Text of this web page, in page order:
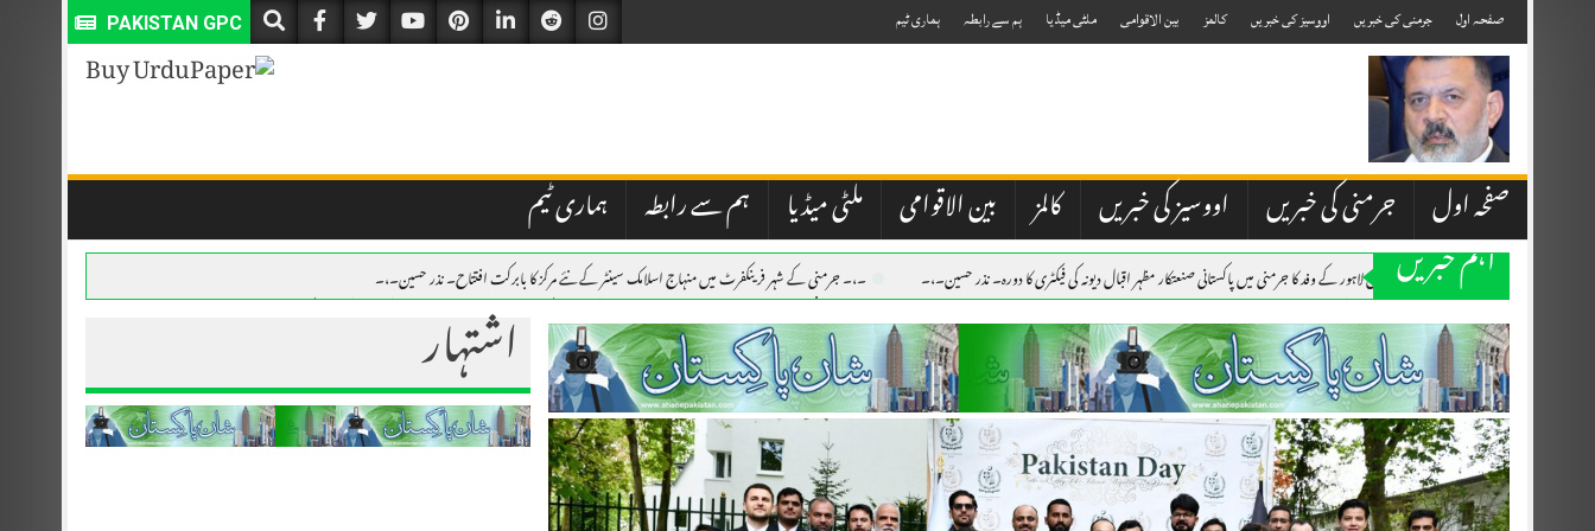
to
content
PAKISTAN GPC صفحہ اول جرمنی کی خبریں اووسیز کی خبریں کالمز بین الاقوامی ملٹی میڈیا ہم سے رابطہ ہماری ٹیم
صفحہ اول جرمنی کی خبریں اووسیز کی خبریں کالمز بین الاقوامی ملٹی میڈیا ہم سے رابطہ ہماری ٹیم
اہم خبریں
۔،۔ چیمبر آف کامرس لاہور کے وفد کا جرمنی میں پاکستانی صنعتکار مظہر اقبال دیونہ کی فیکٹری کا دورہ۔ نذر حسین۔،۔ ۔،۔ جرمنی کے شہر فرینکفرٹ میں منہاج اسلامک سینٹر کے نئے مرکز کا بابرکت افتتاح۔ نذر حسین۔،۔
۔،۔ یوم استحصال کشمیر کے موقع پرقونصل خانہ میں پر وقار تقریب کا انعقاد۔ نذر حسین۔،۔ -,-اٹھو نوجوانو!قدم اب بڑھاؤ-فہیم اختر۔ لندن-,- ۔،۔ جرمنی کے شہر فرینکفرٹ میں منہاج اسلامک سینٹر کے نئے مرکز کا بابرکت افتتاح۔ نذر حسین۔،۔
اشتہار